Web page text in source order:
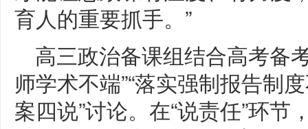
育人的重要抓手。”
高三政治备课组结合高考备
师学术不端”“落实强制报告制
案四说”讨论。在“说责任”环